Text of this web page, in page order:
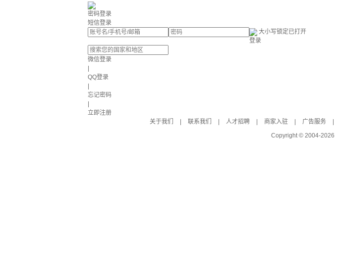
密码登录
短信登录
大小写锁定已打开
登录
微信登录
QQ登录
忘记密码
立即注册
关于我们
联系我们 人才招聘 商家入驻 广告服务
Copyright © 2004-2026